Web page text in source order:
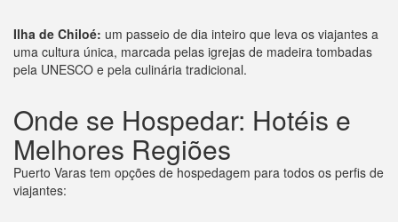
Ilha de Chiloé: um passeio de dia inteiro que leva os viajantes a
uma cultura única, marcada pelas igrejas de madeira tombadas
pela UNESCO e pela culinária tradicional.
Onde se Hospedar: Hotéis e
Melhores Regiões
Puerto Varas tem opções de hospedagem para todos os perfis de
viajantes: